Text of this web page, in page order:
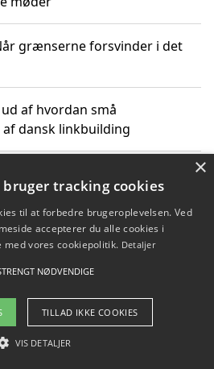
grænserne forsvinder i det
af hvordan små
dansk linkbuilding
ekspert og vælg den
vedligeholde din løsning
2026 - Pilanto Aps
×
tracking cookies
til at forbedre brugeroplevelsen. Ved
accepterer du alle cookies i
med vores cookiepolitik. Detaljer
NØDVENDIGE
TILLAD IKKE COOKIES
VIS DETALJER